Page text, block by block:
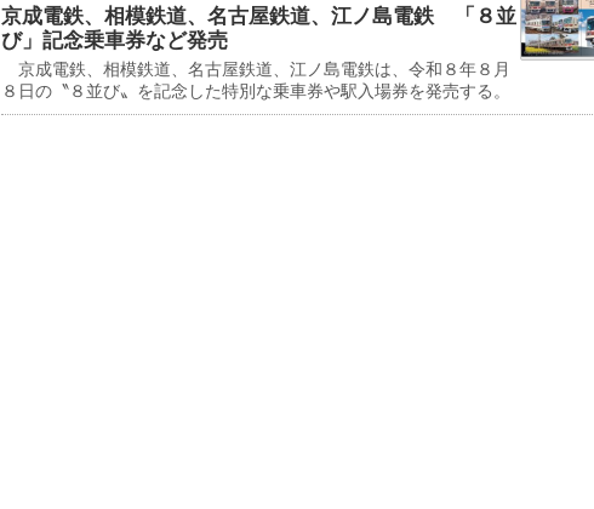
京成電鉄、相模鉄道、名古屋鉄道、江ノ島電鉄 「８並
び」記念乗車券など発売
京成電鉄、相模鉄道、名古屋鉄道、江ノ島電鉄は、令和８年８月
８日の〝８並び〟を記念した特別な乗車券や駅入場券を発売する。